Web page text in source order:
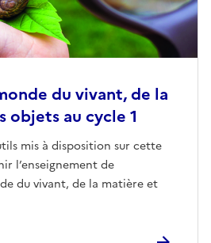
du vivant, de la
objets au cycle 1
mis à disposition sur cette
l’enseignement de
du vivant, de la matière et